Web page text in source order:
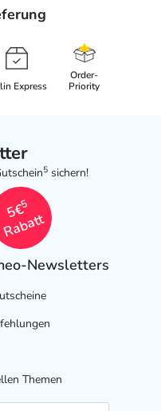
Express
Order-
Priority
5 sichern!
5€
5
Rabatt
Newsletters
Themen